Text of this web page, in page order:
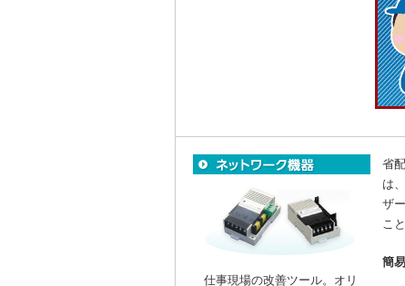
仕事現場の改善ツール。オリ
省
は
ザ
こ
簡